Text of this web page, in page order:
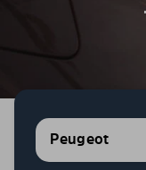
Peugeot